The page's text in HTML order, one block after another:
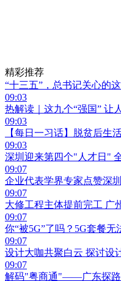
精彩推荐
“十三五”，总书记关心的
09:03
热解读｜这九个“强国” 让
09:03
【每日一习话】脱贫后生
09:03
深圳迎来第四个"人才日"
09:07
企业代表学界专家点赞深
09:07
大修工程主体提前完工 广
09:07
你“被5G”了吗？5G套餐
09:07
设计大咖共聚白云 探讨设
09:07
解码"粤商通"——广东探路